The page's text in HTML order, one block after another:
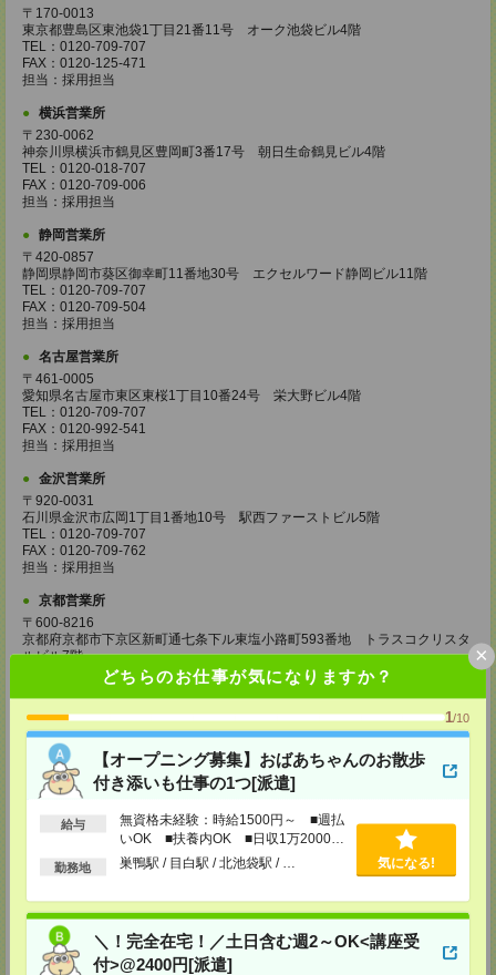
どちらのお仕事が気になりますか？
1/10
【オープニング募集】おばあちゃんのお散歩
付き添いも仕事の1つ[派遣]
給与
無資格未経験：時給1500円～ ■週払
いOK ■扶養内OK ■日収1万2000円
以上
勤務地 巣鴨駅 / 目白駅 / 北池袋駅 / … 気になる!
＼！完全在宅！／土日含む週2～OK<講座受
付>@2400円[派遣]
×
〒170-0013
東京都豊島区東池袋1丁目21番11号 オーク池袋ビル4階
TEL：0120-709-707
FAX：0120-125-471
担当：採用担当
横浜営業所
〒230-0062
神奈川県横浜市鶴見区豊岡町3番17号 朝日生命鶴見ビル4階
TEL：0120-018-707
FAX：0120-709-006
担当：採用担当
静岡営業所
〒420-0857
静岡県静岡市葵区御幸町11番地30号 エクセルワード静岡ビル11階
TEL：0120-709-707
FAX：0120-709-504
担当：採用担当
名古屋営業所
〒461-0005
愛知県名古屋市東区東桜1丁目10番24号 栄大野ビル4階
TEL：0120-709-707
FAX：0120-992-541
担当：採用担当
金沢営業所
〒920-0031
石川県金沢市広岡1丁目1番地10号 駅西ファーストビル5階
TEL：0120-709-707
FAX：0120-709-762
担当：採用担当
京都営業所
〒600-8216
京都府京都市下京区新町通七条下ル東塩小路町593番地 トラスコクリスタ
ルビル7階
TEL：0120-709-707
FAX：0120-709-751
大阪営業所
〒530-0017
大阪府大阪市北区角田町8番1号 大阪梅田ツインタワーズ・ノース34階
TEL：0120-995-985
FAX：0120-992-568
担当：採用担当
神戸営業所
兵庫県神戸市中央区東川崎町1丁目3番3号 神戸ハーバーランドセンタービ
ル18階
TEL：0120-995-984
FAX：0120-709-785
担当：採用担当